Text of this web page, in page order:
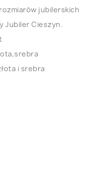
jubilerskich
Jubiler Cieszyn.
i srebra